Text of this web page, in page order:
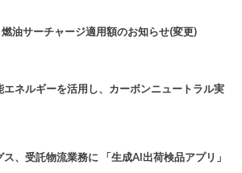
油サーチャージ適用額のお知らせ(変更)
ネルギーを活用し、カーボンニュートラル実
、受託物流業務に 「生成AI出荷検品アプリ」